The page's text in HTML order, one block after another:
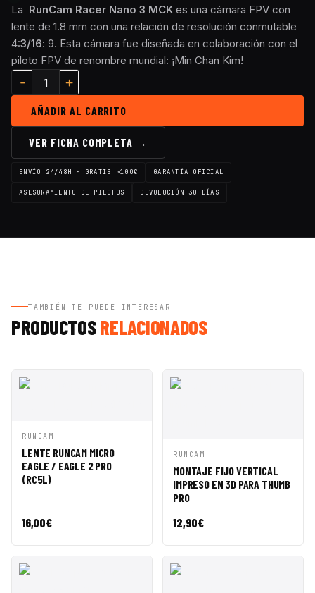
La RunCam Racer Nano 3 MCK es una cámara FPV con
lente de 1.8 mm con una relación de resolución conmutable
4:3/16: 9. Esta cámara fue diseñada en colaboración con el
piloto FPV de renombre mundial: ¡Min Chan Kim!
AÑADIR AL CARRITO
VER FICHA COMPLETA →
ENVÍO 24/48H · GRATIS >100€ GARANTÍA OFICIAL
ASESORAMIENTO DE PILOTOS DEVOLUCIÓN 30 DÍAS
TAMBIÉN TE PUEDE INTERESAR
PRODUCTOSRELACIONADOS
VISTA
RÁPIDA
CESTA
RUNCAM
LENTE RUNCAM MICRO
EAGLE / EAGLE 2 PRO
(RC5L)
16,00€
VISTA
RÁPIDA
CESTA
RUNCAM
MONTAJE FIJO VERTICAL
IMPRESO EN 3D PARA THUMB
PRO
12,90€